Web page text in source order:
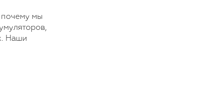
почему мы
Наши